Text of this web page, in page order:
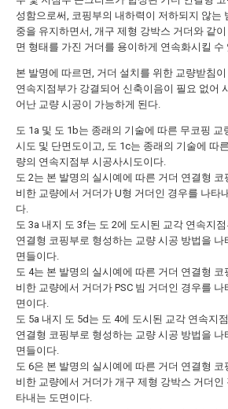
성함으로써, 코핑부의 내하력이 저하되지 않는
중을 유지하면서, 개구 제형 강박스 거더와 같
면 형태를 가진 거더를 용이하게 연속화시킬 수
본 발명에 따르면, 거더 설치를 위한 교량받침
연속지점부가 강결되어 신축이음이 필요 없어
어난 교량 시공이 가능하게 된다.
도 1a 및 도 1b는 종래의 기술에 따른 무코핑 교
시도 및 단면도이고, 도 1c는 종래의 기술에 따
량의 연속지점부 시공사시도이다.
도 2는 본 발명의 실시예에 따른 거더 연결형 코
비한 교량에서 거더가 U형 거더인 경우를 나타
다.
도 3a 내지 도 3f는 도 2에 도시된 교각 연속지
연결형 코핑부로 형성하는 교량 시공 방법을 나
면들이다.
도 4는 본 발명의 실시예에 따른 거더 연결형 코
비한 교량에서 거더가 PSC 빔 거더인 경우를 나
면이다.
도 5a 내지 도 5d는 도 4에 도시된 교각 연속지
연결형 코핑부로 형성하는 교량 시공 방법을 나
면들이다.
도 6은 본 발명의 실시예에 따른 거더 연결형 코
비한 교량에서 거더가 개구 제형 강박스 거더인
타내는 도면이다.